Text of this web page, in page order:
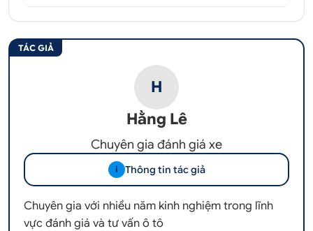
TÁC GIẢ
H
Hằng Lê
Chuyên gia đánh giá xe
i Thông tin tác giả
Chuyên gia với nhiều năm kinh nghiệm trong lĩnh
vực đánh giá và tư vấn ô tô